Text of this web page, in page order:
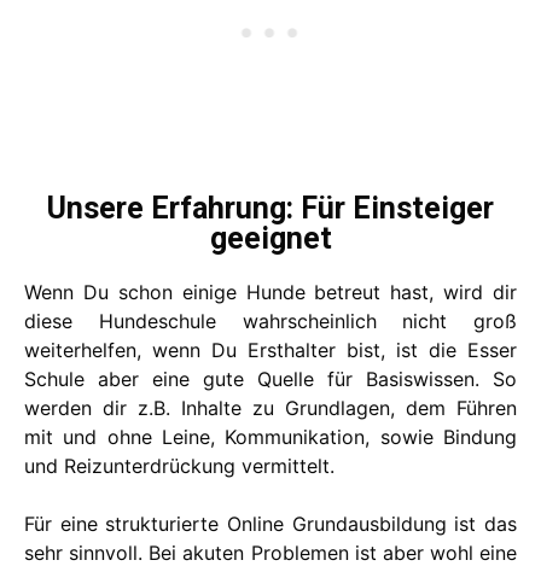
Unsere Erfahrung: Für Einsteiger
geeignet
Wenn Du schon einige Hunde betreut hast, wird dir
diese Hundeschule wahrscheinlich nicht groß
weiterhelfen, wenn Du Ersthalter bist, ist die Esser
Schule aber eine gute Quelle für Basiswissen. So
werden dir z.B. Inhalte zu Grundlagen, dem Führen
mit und ohne Leine, Kommunikation, sowie Bindung
und Reizunterdrückung vermittelt.
Für eine strukturierte Online Grundausbildung ist das
sehr sinnvoll. Bei akuten Problemen ist aber wohl eine